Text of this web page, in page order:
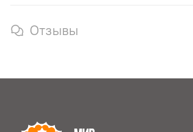
Отзывы